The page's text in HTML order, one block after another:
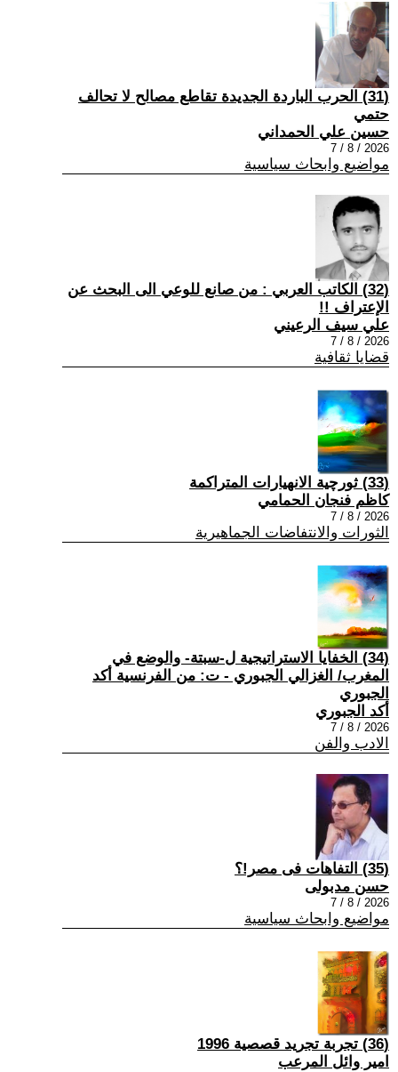
(31) الحرب الباردة الجديدة تقاطع مصالح لا تحالف
حتمي
حسين علي الحمداني
2026 / 8 / 7
مواضيع وابحاث سياسية
(32) الكاتب العربي : من صانع للوعي الى البحث عن
الإعتراف !!
علي سيف الرعيني
2026 / 8 / 7
قضايا ثقافية
(33) ثورچية الانهيارات المتراكمة
كاظم فنجان الحمامي
2026 / 8 / 7
الثورات والانتفاضات الجماهيرية
(34) الخفايا الاستراتيجية ل-سبتة- والوضع في
المغرب/ الغزالي الجبوري - ت: من الفرنسية أكد
الجبوري
أكد الجبوري
2026 / 8 / 7
الادب والفن
(35) التفاهات فى مصر!؟
حسن مدبولى
2026 / 8 / 7
مواضيع وابحاث سياسية
(36) تجربة تجريد قصصية 1996
امير وائل المرعب